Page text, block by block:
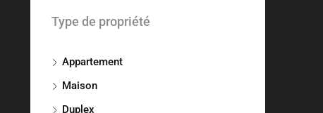
Type de propriété
Appartement
Maison
Duplex